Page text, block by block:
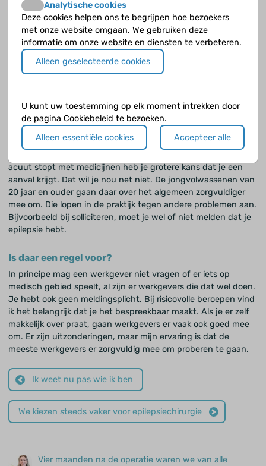
Zijn er jongvolwassenen die willen stoppen met hun
behandeling?
Weerstand zie ik vaak bij jongeren tussen de 16 en 18 jaar,
zeker als ze al langere tijd medicijnen gebruiken. Dan komen
wel dat ze dat stoppen of afbouwen goed bespreken met
hun neuroloog of met de epilepsieconsulent. Op die manier
kunnen ze een goed plan krijgen hoe je zorgvuldig afbouwt.
We kunnen niet garanderen dat je aanvalsvrij blijft, maar we
acuut stopt met medicijnen heb je grotere kans dat je een
aanval krijgt. Dat wil je nou net niet. De jongvolwassenen van
20 jaar en ouder gaan daar over het algemeen zorgvuldiger
mee om. Die lopen in de praktijk tegen andere problemen aan.
Bijvoorbeeld bij solliciteren, moet je wel of niet melden dat je
epilepsie hebt.
Is daar een regel voor?
In principe mag een werkgever niet vragen of er iets op
medisch gebied speelt, al zijn er werkgevers die dat wel doen.
Je hebt ook geen meldingsplicht. Bij risicovolle beroepen vind
ik het belangrijk dat je het bespreekbaar maakt. Als je er zelf
makkelijk over praat, gaan werkgevers er vaak ook goed mee
om. Er zijn uitzonderingen, maar mijn ervaring is dat de
meeste werkgevers er zorgvuldig mee om proberen te gaan.
Ik weet nu pas wie ik ben
We kiezen steeds vaker voor epilepsiechirurgie
Vier maanden na de operatie waren we van alle
Analytische cookies
Deze cookies helpen ons te begrijpen hoe bezoekers
met onze website omgaan. We gebruiken deze
informatie om onze website en diensten te verbeteren.
Alleen geselecteerde cookies
U kunt uw toestemming op elk moment intrekken door
de pagina Cookiebeleid te bezoeken.
Alleen essentiële cookies
Accepteer alle